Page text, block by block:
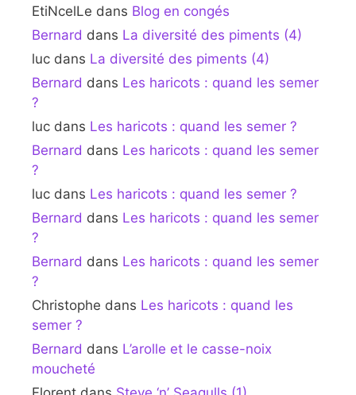
EtiNcelLe dans Blog en congés
Bernard dans La diversité des piments (4)
luc dans La diversité des piments (4)
Bernard dans Les haricots : quand les semer
?
luc dans Les haricots : quand les semer ?
Bernard dans Les haricots : quand les semer
?
luc dans Les haricots : quand les semer ?
Bernard dans Les haricots : quand les semer
?
Bernard dans Les haricots : quand les semer
?
Christophe dans Les haricots : quand les
semer ?
Bernard dans L’arolle et le casse-noix
moucheté